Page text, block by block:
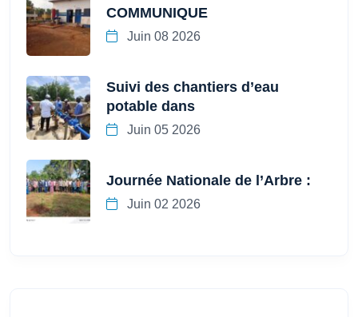
COMMUNIQUE
Juin 08 2026
Suivi des chantiers d’eau
potable dans
Juin 05 2026
Journée Nationale de l’Arbre :
Juin 02 2026